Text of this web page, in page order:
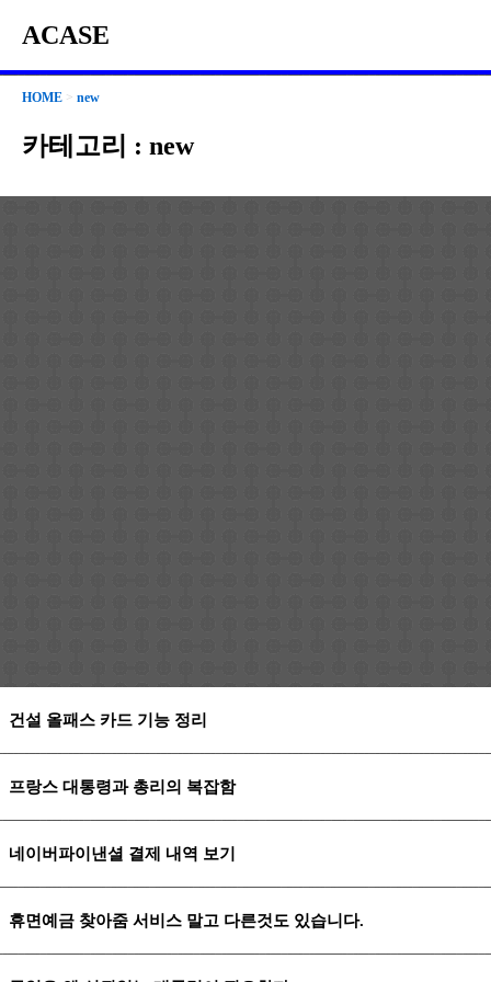
ACASE
HOME > new
카테고리 : new
건설 올패스 카드 기능 정리
프랑스 대통령과 총리의 복잡함
네이버파이낸셜 결제 내역 보기
휴면예금 찾아줌 서비스 말고 다른것도 있습니다.